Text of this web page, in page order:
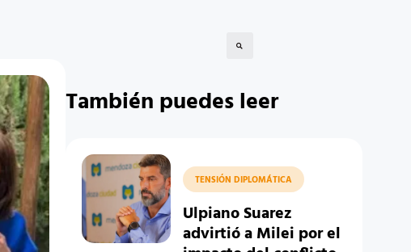
También puedes leer
TENSIÓN DIPLOMÁTICA
Ulpiano Suarez
advirtió a Milei por el